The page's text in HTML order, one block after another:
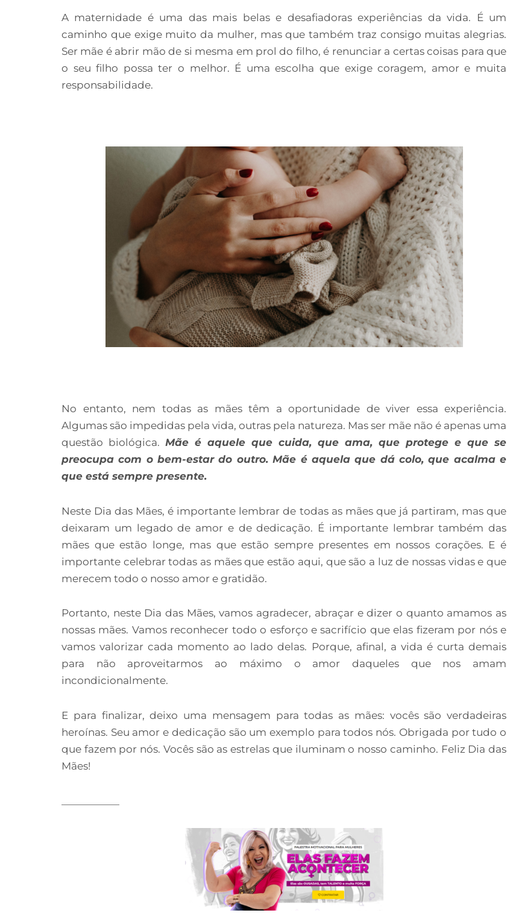
A maternidade é uma das mais belas e desafiadoras experiências da vida. É um
caminho que exige muito da mulher, mas que também traz consigo muitas alegrias.
Ser mãe é abrir mão de si mesma em prol do filho, é renunciar a certas coisas para que
o seu filho possa ter o melhor. É uma escolha que exige coragem, amor e muita
responsabilidade.
No entanto, nem todas as mães têm a oportunidade de viver essa experiência.
Algumas são impedidas pela vida, outras pela natureza. Mas ser mãe não é apenas uma
questão biológica. Mãe é aquele que cuida, que ama, que protege e que se
preocupa com o bem-estar do outro. Mãe é aquela que dá colo, que acalma e
que está sempre presente.
Neste Dia das Mães, é importante lembrar de todas as mães que já partiram, mas que
deixaram um legado de amor e de dedicação. É importante lembrar também das
mães que estão longe, mas que estão sempre presentes em nossos corações. E é
importante celebrar todas as mães que estão aqui, que são a luz de nossas vidas e que
merecem todo o nosso amor e gratidão.
Portanto, neste Dia das Mães, vamos agradecer, abraçar e dizer o quanto amamos as
nossas mães. Vamos reconhecer todo o esforço e sacrifício que elas fizeram por nós e
vamos valorizar cada momento ao lado delas. Porque, afinal, a vida é curta demais
para não aproveitarmos ao máximo o amor daqueles que nos amam
incondicionalmente.
E para finalizar, deixo uma mensagem para todas as mães: vocês são verdadeiras
heroínas. Seu amor e dedicação são um exemplo para todos nós. Obrigada por tudo o
que fazem por nós. Vocês são as estrelas que iluminam o nosso caminho. Feliz Dia das
Mães!